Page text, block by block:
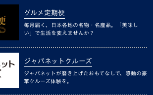
グルメ定期便
毎月届く、日本各地の名物・名産品。「美味し
い」で生活を変えませんか？
ジャパネットクルーズ
ジャパネットが磨き上げたおもてなしで、感動の豪
華クルーズ体験を。